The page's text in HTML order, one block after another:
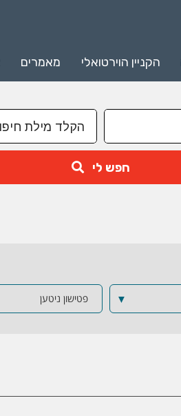
הקניין הוירטואלי מאמרים
חפש לי
▼ פטישון ניטען